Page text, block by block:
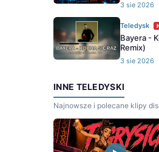
3 sie 2026
Teledysk
Bayera -
Remix)
3 sie 2026
INNE TELEDYSKI
Najnowsze i polecane klipy